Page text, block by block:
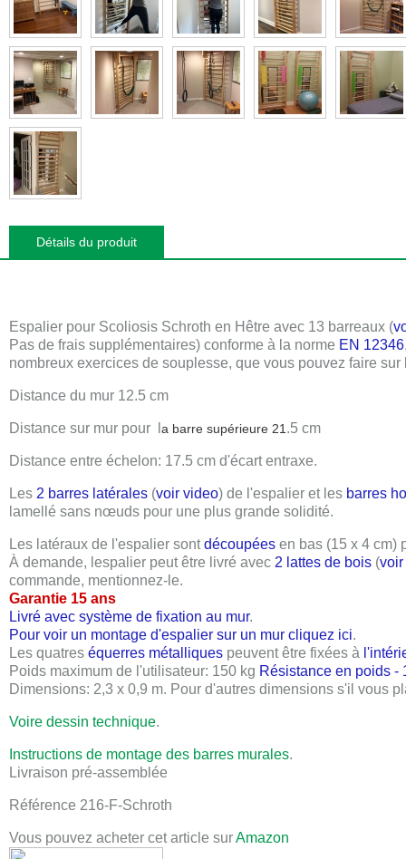
Détails du produit
Espalier pour Scoliosis Schroth en Hêtre avec 13 barreaux (
Pas de frais supplémentaires) conforme à la norme EN 12346
nombreux exercices de souplesse, que vous pouvez faire sur
Distance du mur 12.5 cm
Distance sur mur pour l a barre supérieure 21 .5 cm
Distance entre échelon: 17.5 cm d'écart entraxe.
Les 2 barres latérales (voir video) de l'espalier et les barres
lamellé sans nœuds pour une plus grande solidité.
Les latéraux de l'espalier sontdécoupées en bas (15 x 4 cm)
À demande, lespalier peut être livré avec 2 lattes de bois (
commande, mentionnez-le.
Garantie 15 ans
Livré avec système de fixation au mur.
Pour voir un montage d'espalier sur un mur cliquez ici.
Les quatres équerres métalliques peuvent être fixées à
Poids maximum de l'utilisateur: 150 kg Résistance en poids -
Dimensions: 2,3 x 0,9 m. Pour d'autres dimensions s'il vous
Voire dessin technique.
Instructions de montage des barres murales.
Livraison pré-assemblée
Référence 216-F-Schroth
Vous pouvez acheter cet article surAmazon